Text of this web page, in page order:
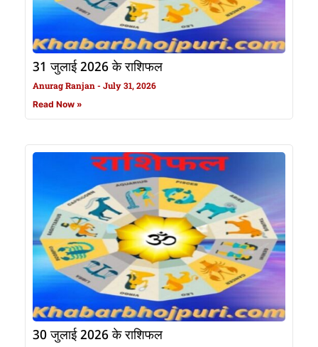
31 जुलाई 2026 के राशिफल
Anurag Ranjan July 31, 2026
Read Now »
30 जुलाई 2026 के राशिफल